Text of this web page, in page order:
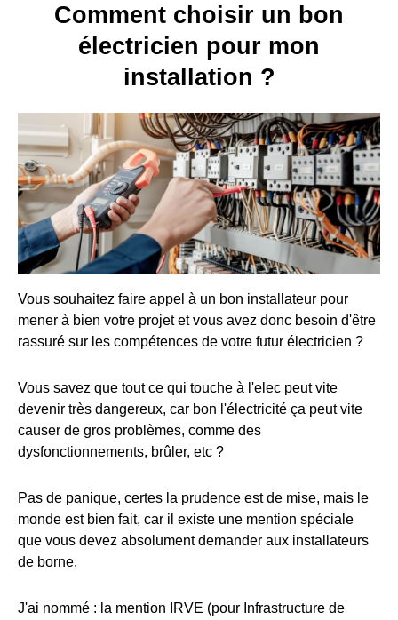
Comment choisir un bon
électricien pour mon
installation ?
Vous souhaitez faire appel à un bon installateur pour
mener à bien votre projet et vous avez donc besoin d'être
rassuré sur les compétences de votre futur électricien ?
Vous savez que tout ce qui touche à l'elec peut vite
devenir très dangereux, car bon l'électricité ça peut vite
causer de gros problèmes, comme des
dysfonctionnements, brûler, etc ?
Pas de panique, certes la prudence est de mise, mais le
monde est bien fait, car il existe une mention spéciale
que vous devez absolument demander aux installateurs
de borne.
J'ai nommé : la mention IRVE (pour Infrastructure de